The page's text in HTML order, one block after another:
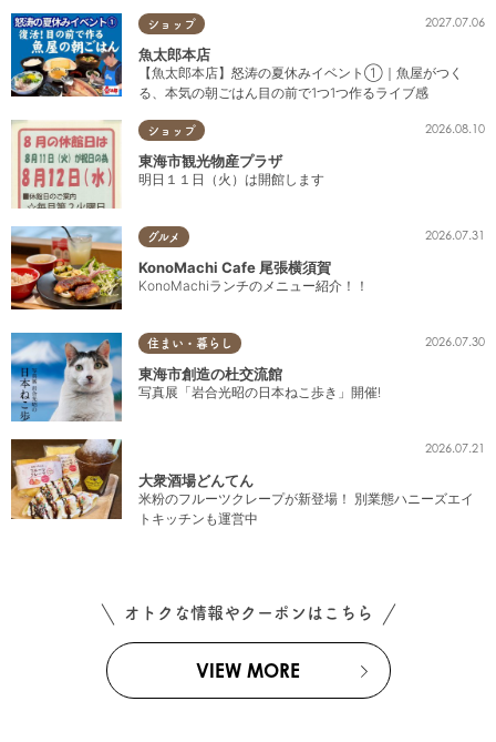
ショップ 2027.07.06
魚太郎本店
【魚太郎本店】怒涛の夏休みイベント①｜魚屋がつく
る、本気の朝ごはん目の前で1つ1つ作るライブ感
ショップ 2026.08.10
東海市観光物産プラザ
明日１１日（火）は開館します
グルメ 2026.07.31
KonoMachi Cafe 尾張横須賀
KonoMachiランチのメニュー紹介！！
住まい・暮らし 2026.07.30
東海市創造の杜交流館
写真展「岩合光昭の日本ねこ歩き」開催!
2026.07.21
大衆酒場どんてん
米粉のフルーツクレープが新登場！ 別業態ハニーズエイ
トキッチンも運営中
オトクな情報やクーポンはこちら
VIEW MORE